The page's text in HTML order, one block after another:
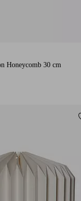
Honeycomb 30 cm